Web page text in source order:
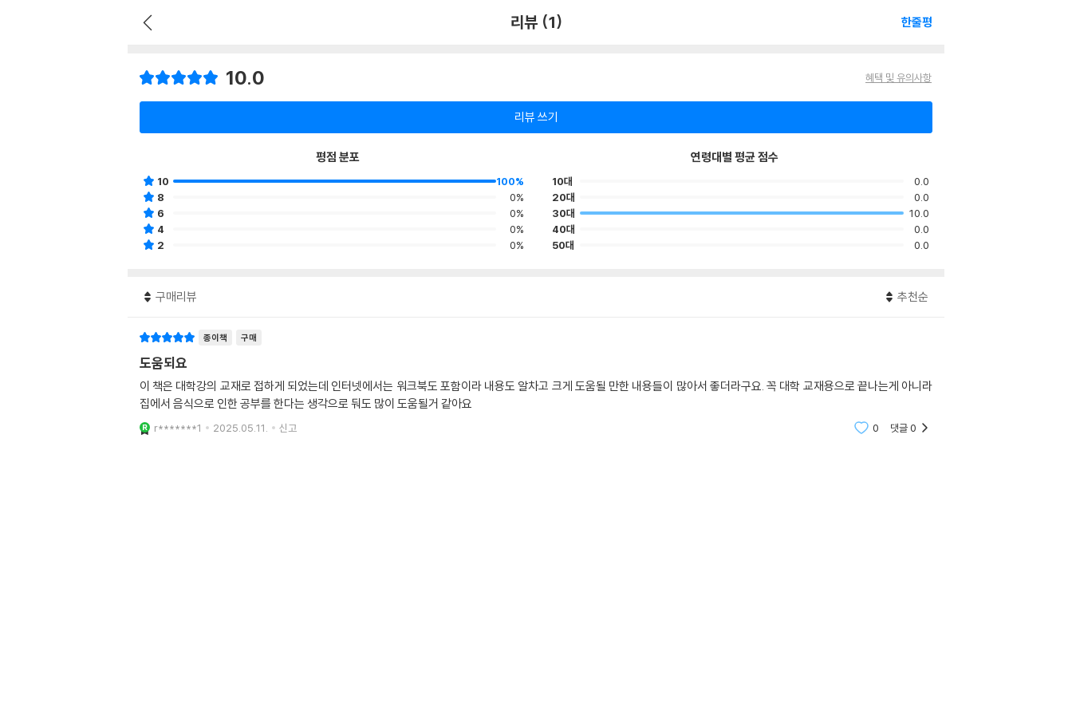
리뷰 (1) 한줄평
10.0 혜택 및 유의사항
리뷰 쓰기
평점 분포
10
100%
8
0%
6
0%
4
0%
2
0%
연령대별 평균 점수
10대
0.0
20대
0.0
30대
10.0
40대
0.0
50대
0.0
구매리뷰 추천순
종이책 구매
도움되요
이 책은 대학강의 교재로 접하게 되었는데 인터넷에서는 워크북도 포함이라 내용도 알차고 크게 도움될 만한 내용들이 많아서 좋더라구요. 꼭 대학 교재용으로 끝나는게 아니라
집에서 음식으로 인한 공부를 한다는 생각으로 둬도 많이 도움될거 같아요
r*******1 2025.05.11. 신고 0 댓글0